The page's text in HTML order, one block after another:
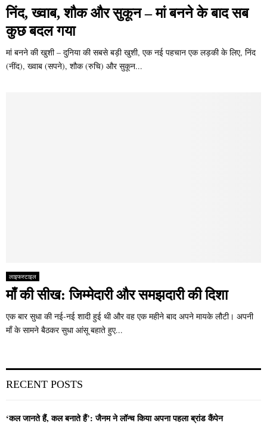
निंद, ख्वाब, शौक और सुकून – मां बनने के बाद सब
कुछ बदल गया
मां बनने की खुशी – दुनिया की सबसे बड़ी खुशी, एक नई पहचान एक लड़की के लिए, निंद
(नींद), ख्वाब (सपने), शौक (रुचि) और सुकून...
लाइफस्टाइल
माँ की सीख: जिम्मेदारी और समझदारी की दिशा
एक बार सुधा की नई-नई शादी हुई थी और वह एक महीने बाद अपने मायके लौटी। अपनी
माँ के सामने बैठकर सुधा आंसू बहाते हुए...
RECENT POSTS
‘कल जानते हैं, कल बनाते हैं’: जैनम ने लॉन्च किया अपना पहला ब्रांड कैंपेन